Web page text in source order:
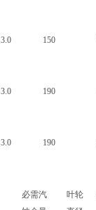
3.0 150
3.0 190
3.0 190
必需汽
叶轮